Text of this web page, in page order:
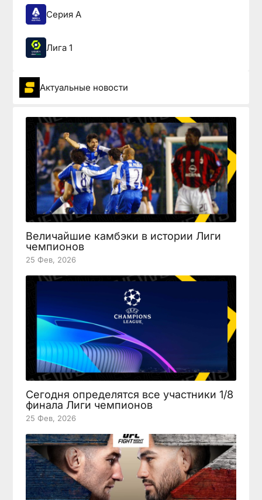
Серия А
Лига 1
Актуальные новости
Величайшие камбэки в истории Лиги
чемпионов
25 Фев, 2026
Сегодня определятся все участники 1/8
финала Лиги чемпионов
25 Фев, 2026